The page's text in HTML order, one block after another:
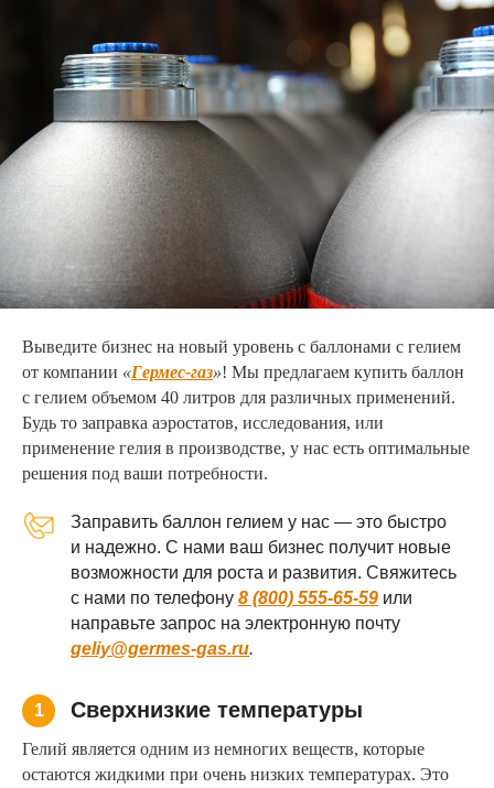
Выведите бизнес на новый уровень с баллонами с гелием
от компании «Гермес-газ»! Мы предлагаем купить баллон
с гелием объемом 40 литров для различных применений.
Будь то заправка аэростатов, исследования, или
применение гелия в производстве, у нас есть оптимальные
решения под ваши потребности.
Заправить баллон гелием у нас — это быстро
и надежно. С нами ваш бизнес получит новые
возможности для роста и развития. Свяжитесь
с нами по телефону 8 (800) 555-65-59 или
направьте запрос на электронную почту
geliy@germes-gas.ru.
1 Сверхнизкие температуры
Гелий является одним из немногих веществ, которые
остаются жидкими при очень низких температурах. Это